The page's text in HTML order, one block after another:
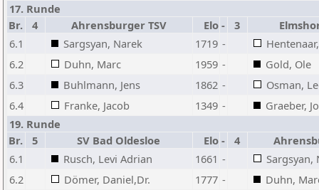
17. Runde
Br.
4 Ahrensburger TSV Elo - 3
6.1
Sargsyan, Narek 1719 -
6.2
Duhn, Marc 1959 -
Gold, Ole
6.3
Buhlmann, Jens 1862 -
Osman,
6.4
Franke, Jacob 1349 -
Graeber,
19. Runde
Br.
5 SV Bad Oldesloe Elo - 4
6.1
Rusch, Levi Adrian 1661 -
Sargsyan,
6.2
Dömer, Daniel,Dr. 1777 -
Duhn,